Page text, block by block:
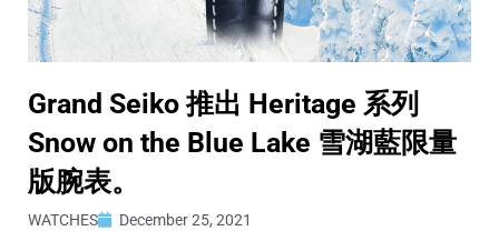
Grand Seiko 推出 Heritage 系列
Snow on the Blue Lake 雪湖藍限量
版腕表。
WATCHES December 25, 2021